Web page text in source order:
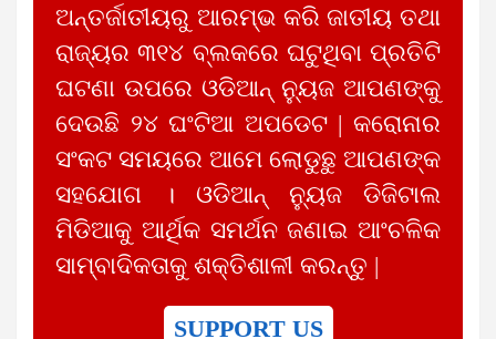
ଅନ୍ତର୍ଜାତୀୟରୁ ଆରମ୍ଭ କରି ଜାତୀୟ ତଥା
ରାଜ୍ୟର ୩୧୪ ବ୍ଲକରେ ଘଟୁଥିବା ପ୍ରତିଟି
ଘଟଣା ଉପରେ ଓଡିଆନ୍ ନ୍ୟୁଜ ଆପଣଙ୍କୁ
ଦେଉଛି ୨୪ ଘଂଟିଆ ଅପଡେଟ | କରୋନାର
ସଂକଟ ସମୟରେ ଆମେ ଲୋଡୁଛୁ ଆପଣଙ୍କ
ସହଯୋଗ । ଓଡିଆନ୍ ନ୍ୟୁଜ ଡିଜିଟାଲ
ମିଡିଆକୁ ଆର୍ଥିକ ସମର୍ଥନ ଜଣାଇ ଆଂଚଳିକ
ସାମ୍ବାଦିକତାକୁ ଶକ୍ତିଶାଳୀ କରନ୍ତୁ |
SUPPORT US